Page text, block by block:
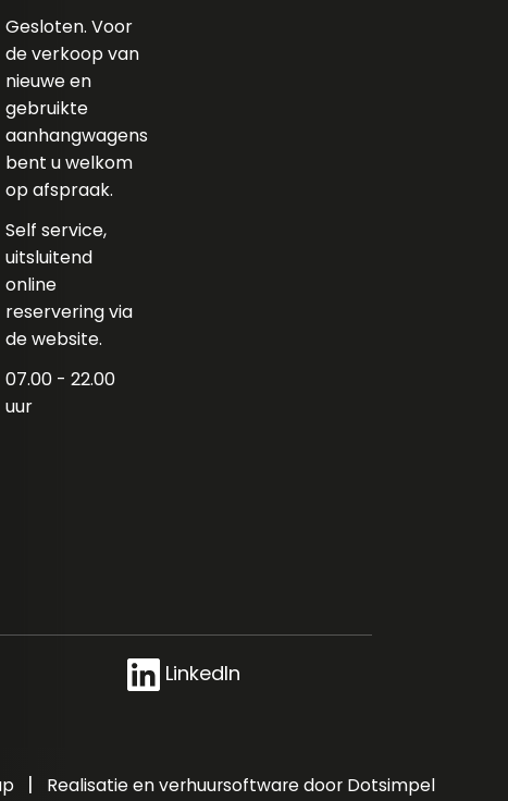
Gesloten. Voor
de verkoop van
nieuwe en
gebruikte
aanhangwagens
bent u welkom
op afspraak.
Self service,
uitsluitend
online
reservering via
de website.
07.00 - 22.00
uur
LinkedIn
| Realisatie en verhuursoftware door Dotsimpel